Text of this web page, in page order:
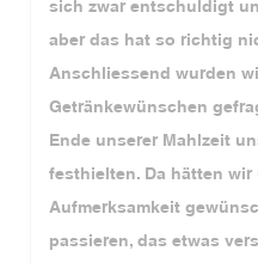
sich zwar entschuldigt
aber das hat so richtig
Anschliessend wurden
Getränkewünschen
Ende unserer Mahlzeit
festhielten. Da hätten wir
Aufmerksamkeit
passieren, das etwas